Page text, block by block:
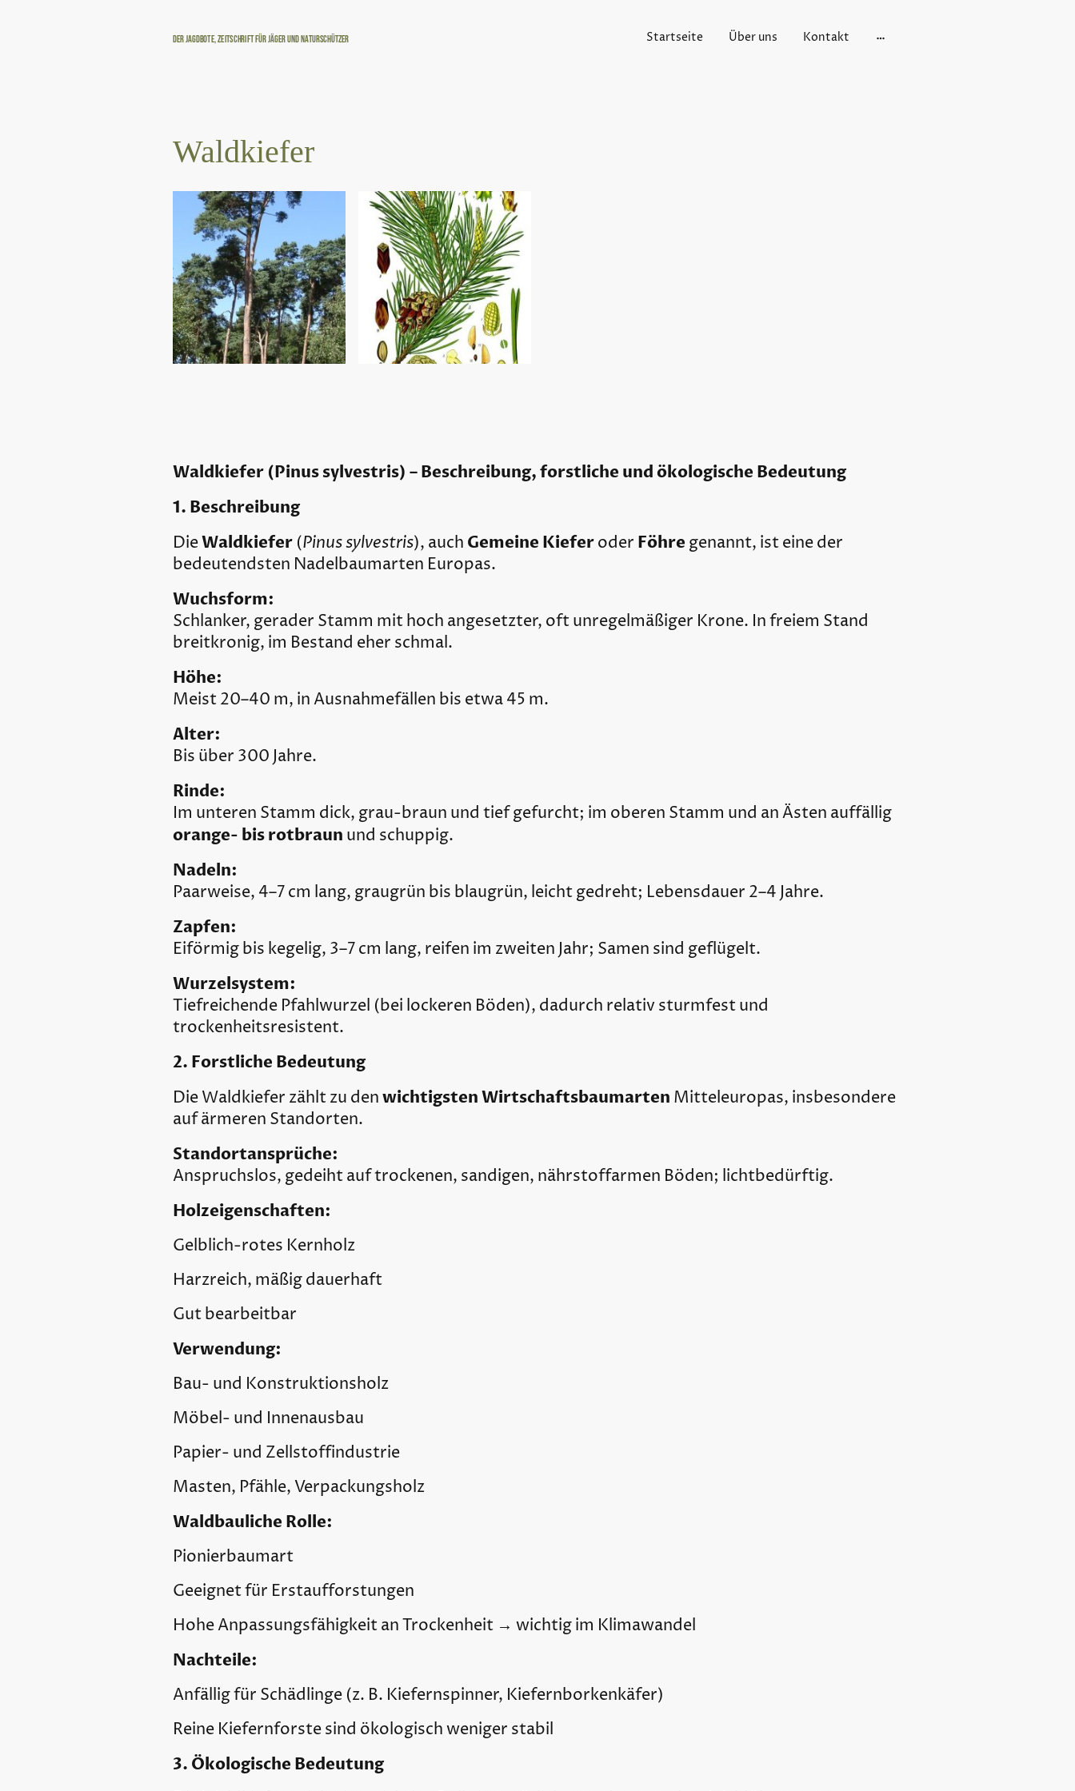
Der Jagdbote, Zeitschrift für Jäger und Naturschützer Startseite Über uns Kontakt
Waldkiefer
Waldkiefer (Pinus sylvestris) – Beschreibung, forstliche und ökologische Bedeutung
1. Beschreibung
DieWaldkiefer (Pinus sylvestris), auch Gemeine Kieferoder Föhre genannt, ist eine der
bedeutendsten Nadelbaumarten Europas.
Wuchsform:
Schlanker, gerader Stamm mit hoch angesetzter, oft unregelmäßiger Krone. In freiem Stand
breitkronig, im Bestand eher schmal.
Höhe:
Meist 20–40 m, in Ausnahmefällen bis etwa 45 m.
Alter:
Bis über 300 Jahre.
Rinde:
Im unteren Stamm dick, grau-braun und tief gefurcht; im oberen Stamm und an Ästen auffällig
orange- bis rotbraun und schuppig.
Nadeln:
Paarweise, 4–7 cm lang, graugrün bis blaugrün, leicht gedreht; Lebensdauer 2–4 Jahre.
Zapfen:
Eiförmig bis kegelig, 3–7 cm lang, reifen im zweiten Jahr; Samen sind geflügelt.
Wurzelsystem:
Tiefreichende Pfahlwurzel (bei lockeren Böden), dadurch relativ sturmfest und
trockenheitsresistent.
2. Forstliche Bedeutung
Die Waldkiefer zählt zu denwichtigsten Wirtschaftsbaumarten Mitteleuropas, insbesondere
auf ärmeren Standorten.
Standortansprüche:
Anspruchslos, gedeiht auf trockenen, sandigen, nährstoffarmen Böden; lichtbedürftig.
Holzeigenschaften:
Gelblich-rotes Kernholz
Harzreich, mäßig dauerhaft
Gut bearbeitbar
Verwendung:
Bau- und Konstruktionsholz
Möbel- und Innenausbau
Papier- und Zellstoffindustrie
Masten, Pfähle, Verpackungsholz
Waldbauliche Rolle:
Pionierbaumart
Geeignet für Erstaufforstungen
Hohe Anpassungsfähigkeit an Trockenheit → wichtig im Klimawandel
Nachteile:
Anfällig für Schädlinge (z. B. Kiefernspinner, Kiefernborkenkäfer)
Reine Kiefernforste sind ökologisch weniger stabil
3. Ökologische Bedeutung